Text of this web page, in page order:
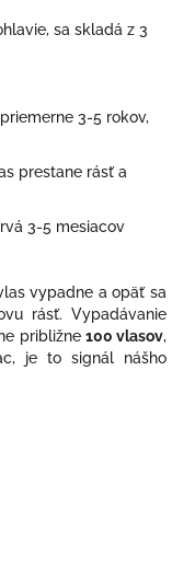
sa skladá z 3
3-5 rokov,
prestane rásť a
3-5 mesiacov
vypadne a opäť sa
rásť. Vypadávanie
približne 100 vlasov,
je to signál nášho